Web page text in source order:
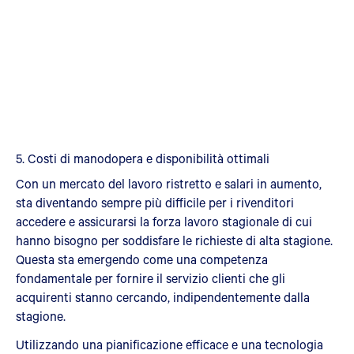
5. Costi di manodopera e disponibilità ottimali
Con un mercato del lavoro ristretto e salari in aumento,
sta diventando sempre più difficile per i rivenditori
accedere e assicurarsi la forza lavoro stagionale di cui
hanno bisogno per soddisfare le richieste di alta stagione.
Questa sta emergendo come una competenza
fondamentale per fornire il servizio clienti che gli
acquirenti stanno cercando, indipendentemente dalla
stagione.
Utilizzando una pianificazione efficace e una tecnologia